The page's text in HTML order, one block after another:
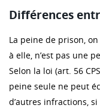
Différences
La peine de prison,
à elle, n’est pas une
Selon la loi (art. 56
peine seule ne peut
d’autres infractions,